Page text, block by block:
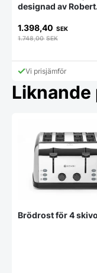
designad av Robert
220-240V/1050W,
307x330x(H)450
1.398,40 SEK
1.748,00SEK
Vi prisjämför
Brödrost för 4